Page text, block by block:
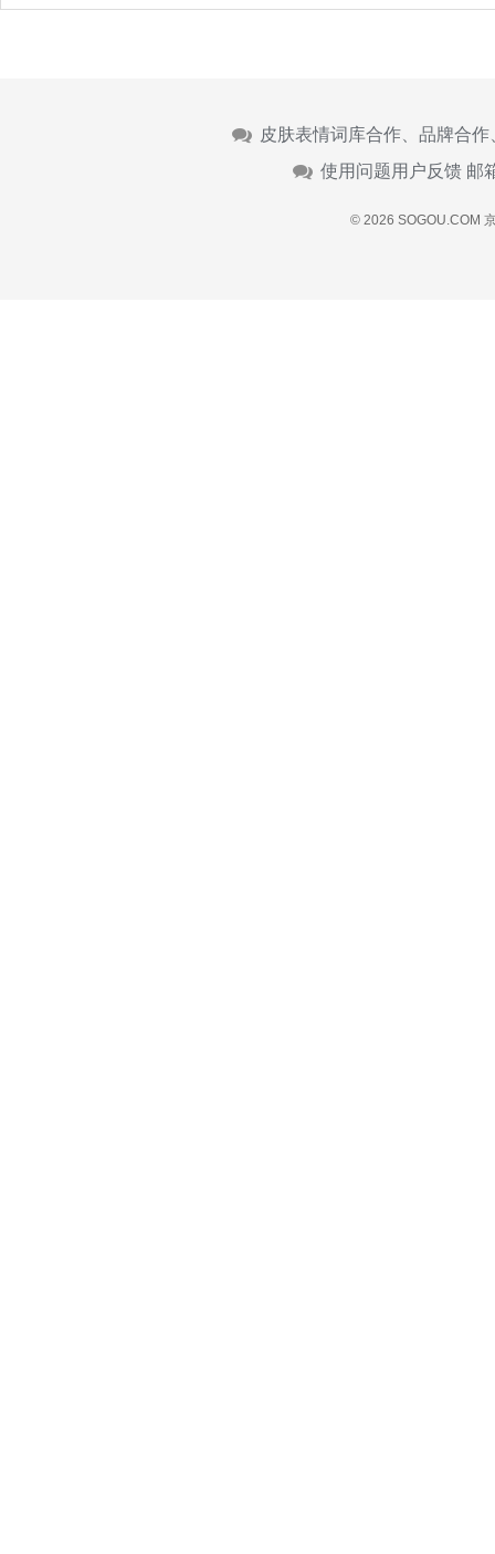
皮肤表情词库合作、品牌合
使用问题用户反馈 邮
© 2026 SOGOU.COM